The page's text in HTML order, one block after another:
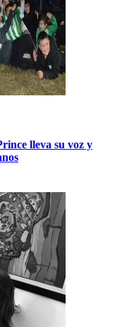
lleva su voz y